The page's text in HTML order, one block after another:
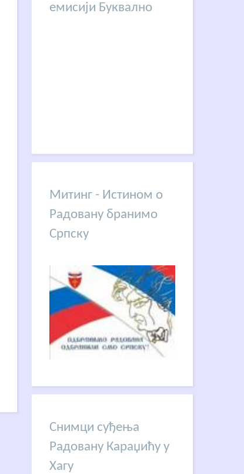
емисији Буквално
Митинг - Истином о
Радовану бранимо
Српску
Снимци суђења
Радовану Караџићу у
Хагу